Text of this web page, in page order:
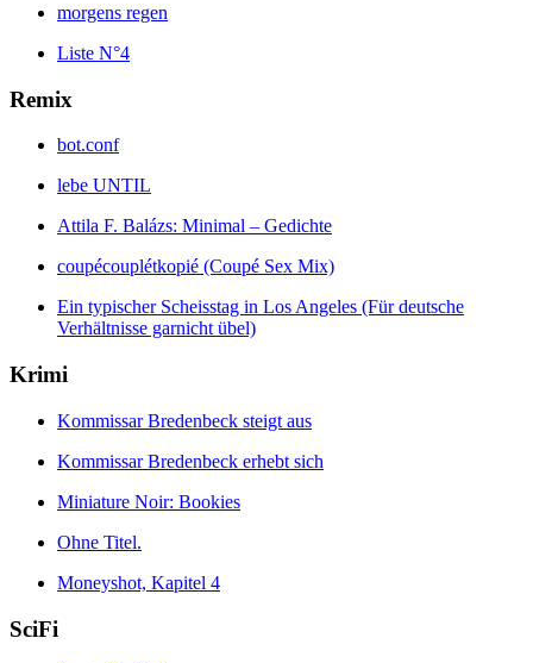
morgens regen
Liste N°4
Remix
bot.conf
lebe UNTIL
Attila F. Balázs: Minimal – Gedichte
coupécouplétkopié (Coupé Sex Mix)
Ein typischer Scheisstag in Los Angeles (Für deutsche
Verhältnisse garnicht übel)
Krimi
Kommissar Bredenbeck steigt aus
Kommissar Bredenbeck erhebt sich
Miniature Noir: Bookies
Ohne Titel.
Moneyshot, Kapitel 4
SciFi